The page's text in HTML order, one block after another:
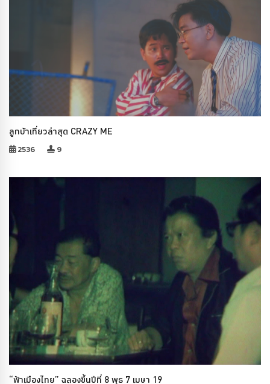
ลูกบ้าเที่ยวล่าสุด CRAZY ME
2536 9
“ฟ้าเมืองไทย” ฉลองขึ้นปีที่ 8 พุธ 7 เมษา 19